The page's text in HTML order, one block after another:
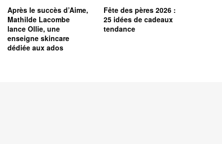
Après le succès d’Aime,
Mathilde Lacombe
lance Ollie, une
enseigne skincare
dédiée aux ados
Fête des pères 2026 :
25 idées de cadeaux
tendance